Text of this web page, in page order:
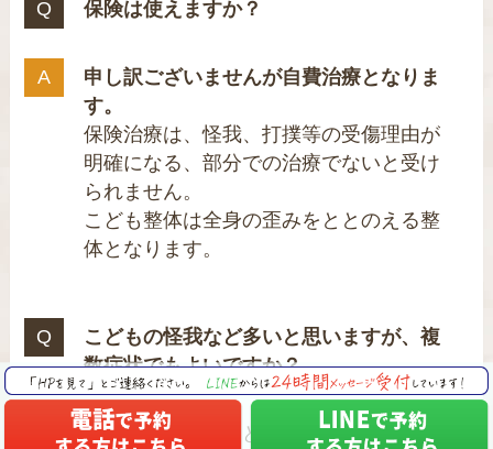
保険は使えますか？
申し訳ございませんが自費治療となりま
す。
保険治療は、怪我、打撲等の受傷理由が
明確になる、部分での治療でないと受け
られません。
こども整体は全身の歪みをととのえる整
体となります。
こどもの怪我など多いと思いますが、複
数症状でもよいですか？
はい、基本的にこども整体料金内で可能